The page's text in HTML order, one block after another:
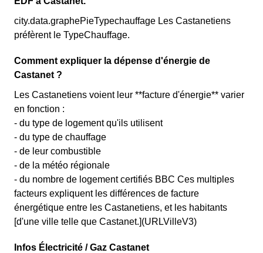
city.data.graphePieTypechauffage Les Castanetiens
préfèrent le TypeChauffage.
Comment expliquer la dépense d'énergie de
Castanet ?
Les Castanetiens voient leur **facture d'énergie** varier
en fonction :
- du type de logement qu'ils utilisent
- du type de chauffage
- de leur combustible
- de la météo régionale
- du nombre de logement certifiés BBC Ces multiples
facteurs expliquent les différences de facture
énergétique entre les Castanetiens, et les habitants
[d'une ville telle que Castanet.](URLVilleV3)
Infos Électricité / Gaz Castanet